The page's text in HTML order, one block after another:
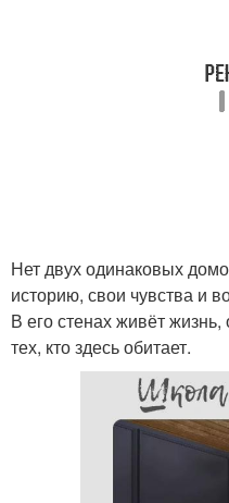
Нет двух одинаковых
историю, свои чувства и
В его стенах живёт
тех, кто здесь обитает.